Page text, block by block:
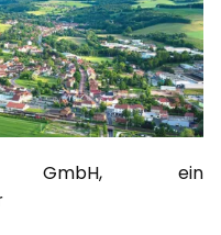
GmbH, ein